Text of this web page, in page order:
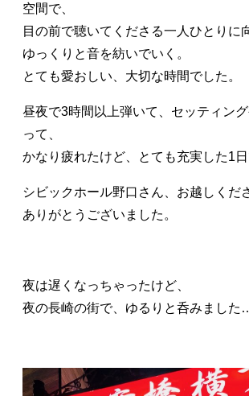
空間で、
目の前で聴いてくださる一人ひとりに
ゆっくりと音を紡いでいく。
とても愛おしい、大切な時間でした。
昼夜で3時間以上弾いて、セッティン
って、
かなり疲れたけど、とても充実した1日
シビックホール野口さん、お越しくだ
ありがとうございました。
夜は遅くなっちゃったけど、
夜の長崎の街で、ゆるりと呑みました